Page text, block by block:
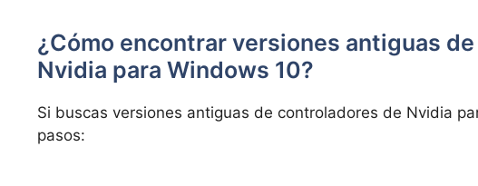
¿Cómo encontrar versiones antiguas
Nvidia para Windows 10?
Si buscas versiones antiguas de controladores de Nvidia
pasos: